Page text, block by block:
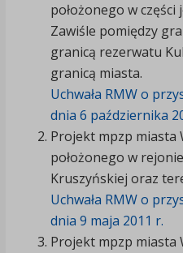
położonego w
Zawiśle pomiędzy
granicą rezerwatu
granicą miasta.
Uchwała RMW o
dnia 6 października
Projekt mpzp miasta
położonego w
Kruszyńskiej oraz
Uchwała RMW o
dnia 9 maja 2011 r.
Projekt mpzp miasta